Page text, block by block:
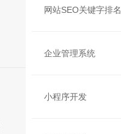
网站SEO关键字排名
企业管理系统
小程序开发